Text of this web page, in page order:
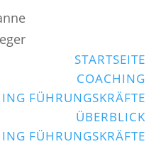
STARTSEITE
COACHING
FÜHRUNGSKRÄFTE
ÜBERBLICK
FÜHRUNGSKRÄFTE